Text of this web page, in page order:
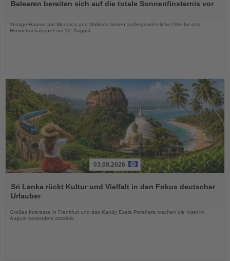
dieBalearen bereiten sich auf die totale Sonnenfinsternis vor
Vestige-Häuser auf Menorca und Mallorca bieten außergewöhnliche Orte für das
Himmelsschauspiel am 12. August
Sie
die
03.08.2026
Sri Lanka rückt Kultur und Vielfalt in den Fokus deutscher
Urlauber
Großes Interesse in Frankfurt und das Kandy Esala Perahera machen die Insel im
August besonders attraktiv